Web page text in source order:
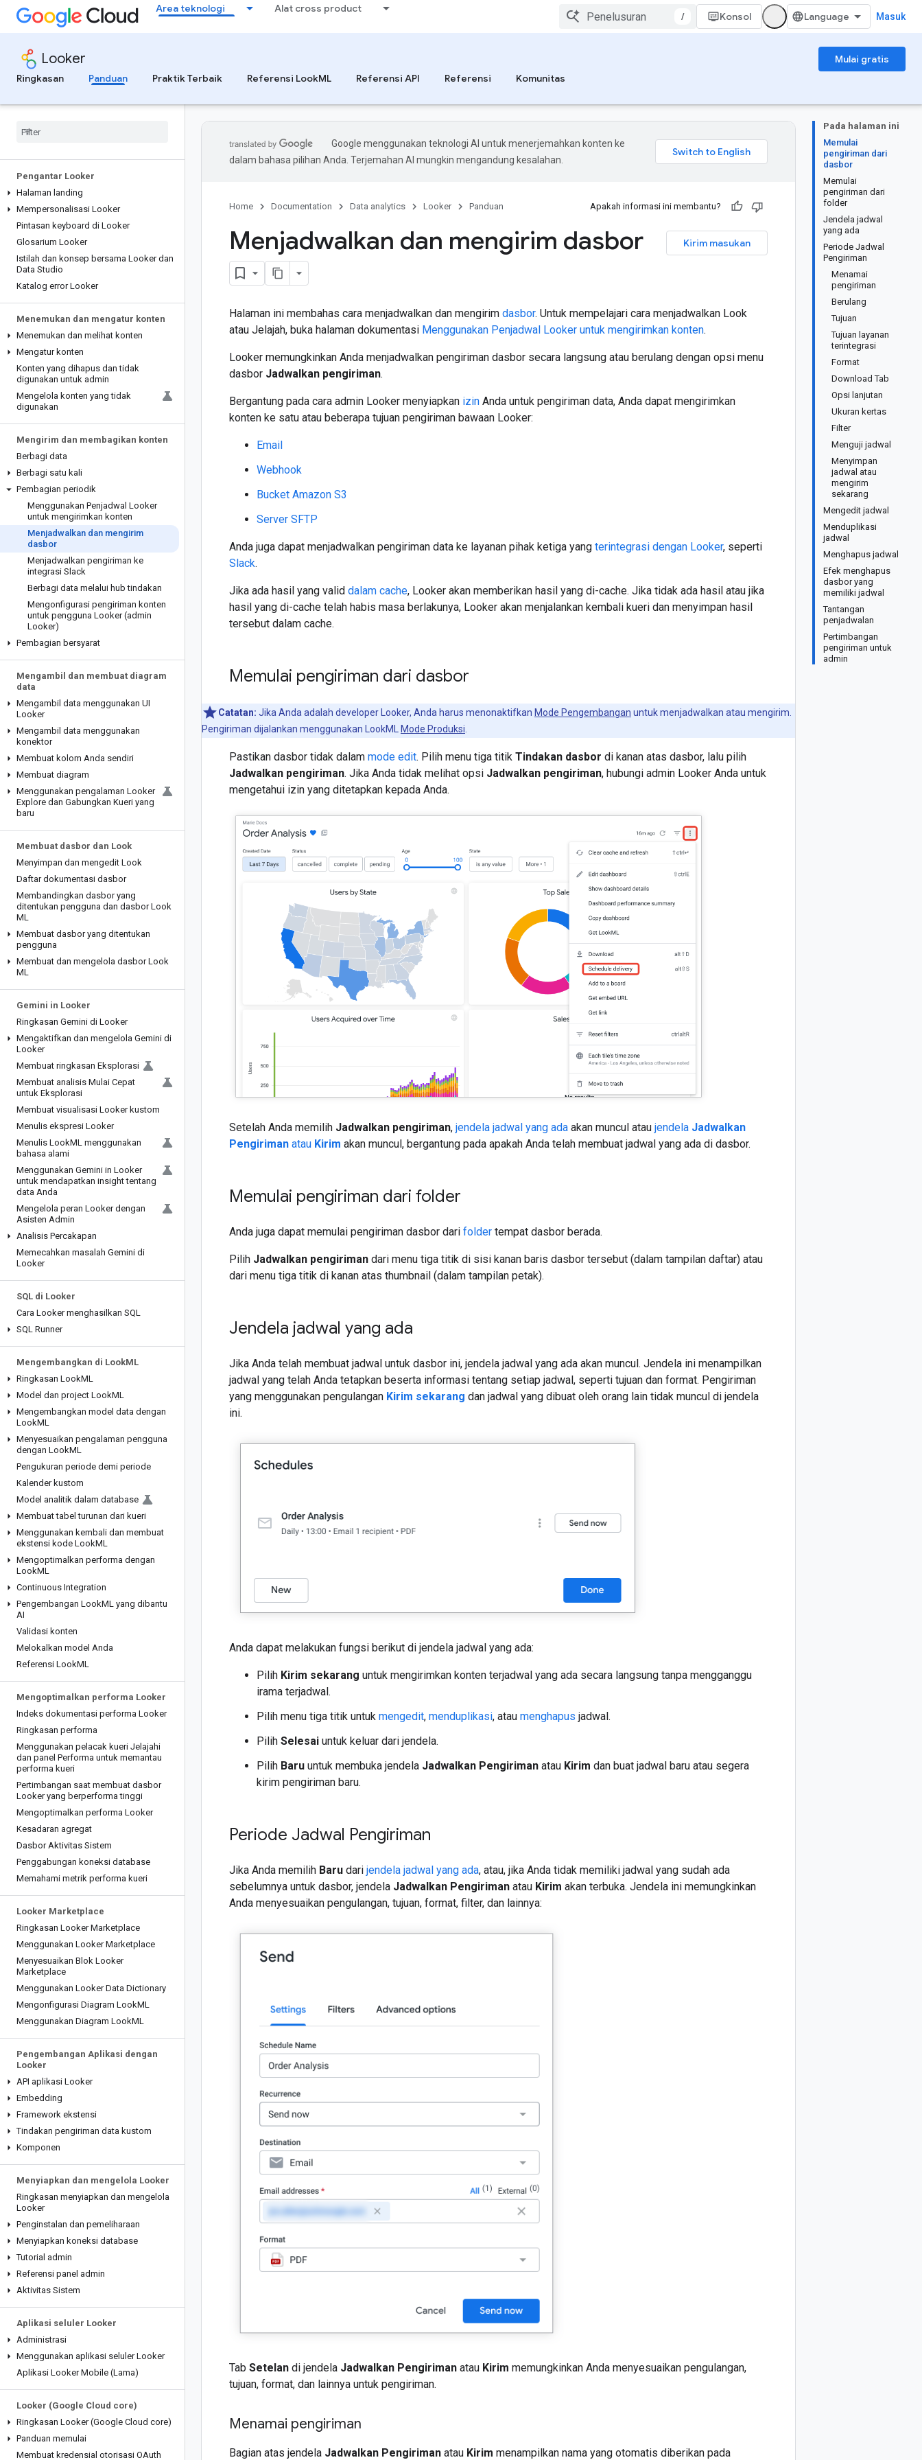
Area teknologi Alat cross product
/ Konsol Masuk
Looker
Mulai gratis
Ringkasan
Panduan Praktik Terbaik Referensi LookML Referensi API Referensi Komunitas
Pengantar Looker
Halaman landing
Mempersonalisasi Looker
Pintasan keyboard di Looker
Glosarium Looker
Istilah dan konsep bersama Looker dan
Data Studio
Katalog error Looker
Menemukan dan mengatur konten
Menemukan dan melihat konten
Mengatur konten
Konten yang dihapus dan tidak
digunakan untuk admin
Mengelola konten yang tidak
digunakan
Mengirim dan membagikan konten
Berbagi data
Berbagi satu kali
Pembagian periodik
Menggunakan Penjadwal Looker
untuk mengirimkan konten
Menjadwalkan dan mengirim
dasbor
Menjadwalkan pengiriman ke
integrasi Slack
Berbagi data melalui hub tindakan
Mengonfigurasi pengiriman konten
untuk pengguna Looker (admin
Looker)
Pembagian bersyarat
Mengambil dan membuat diagram
data
Mengambil data menggunakan UI
Looker
Mengambil data menggunakan
konektor
Membuat kolom Anda sendiri
Membuat diagram
Menggunakan pengalaman Looker
Explore dan Gabungkan Kueri yang
baru
Membuat dasbor dan Look
Menyimpan dan mengedit Look
Daftar dokumentasi dasbor
Membandingkan dasbor yang
ditentukan pengguna dan dasbor Look
ML
Membuat dasbor yang ditentukan
pengguna
Membuat dan mengelola dasbor Look
ML
Gemini in Looker
Ringkasan Gemini di Looker
Mengaktifkan dan mengelola Gemini di
Looker
Membuat ringkasan Eksplorasi
Membuat analisis Mulai Cepat
untuk Eksplorasi
Membuat visualisasi Looker kustom
Menulis ekspresi Looker
Menulis LookML menggunakan
bahasa alami
Menggunakan Gemini in Looker
untuk mendapatkan insight tentang
data Anda
Mengelola peran Looker dengan
Asisten Admin
Analisis Percakapan
Memecahkan masalah Gemini di
Looker
SQL di Looker
Cara Looker menghasilkan SQL
SQL Runner
Mengembangkan di LookML
Ringkasan LookML
Model dan project LookML
Mengembangkan model data dengan
LookML
Menyesuaikan pengalaman pengguna
dengan LookML
Pengukuran periode demi periode
Kalender kustom
Model analitik dalam database
Membuat tabel turunan dari kueri
Menggunakan kembali dan membuat
ekstensi kode LookML
Mengoptimalkan performa dengan
LookML
Continuous Integration
Pengembangan LookML yang dibantu
AI
Validasi konten
Melokalkan model Anda
Referensi LookML
Mengoptimalkan performa Looker
Indeks dokumentasi performa Looker
Ringkasan performa
Menggunakan pelacak kueri Jelajahi
dan panel Performa untuk memantau
performa kueri
Pertimbangan saat membuat dasbor
Looker yang berperforma tinggi
Mengoptimalkan performa Looker
Kesadaran agregat
Dasbor Aktivitas Sistem
Penggabungan koneksi database
Memahami metrik performa kueri
Looker Marketplace
Ringkasan Looker Marketplace
Menggunakan Looker Marketplace
Menyesuaikan Blok Looker
Marketplace
Menggunakan Looker Data Dictionary
Mengonfigurasi Diagram LookML
Menggunakan Diagram LookML
Pengembangan Aplikasi dengan
Looker
API aplikasi Looker
Embedding
Framework ekstensi
Tindakan pengiriman data kustom
Komponen
Menyiapkan dan mengelola Looker
Ringkasan menyiapkan dan mengelola
Looker
Penginstalan dan pemeliharaan
Menyiapkan koneksi database
Tutorial admin
Referensi panel admin
Aktivitas Sistem
Aplikasi seluler Looker
Administrasi
Menggunakan aplikasi seluler Looker
Aplikasi Looker Mobile (Lama)
Looker (Google Cloud core)
Ringkasan Looker (Google Cloud core)
Panduan memulai
Membuat kredensial otorisasi OAuth
Pada halaman ini
Memulai
pengiriman dari
dasbor
Memulai
pengiriman dari
folder
Jendela jadwal
yang ada
Periode Jadwal
Pengiriman
Menamai
pengiriman
Berulang
Tujuan
Tujuan layanan
terintegrasi
Format
Download Tab
Opsi lanjutan
Ukuran kertas
Filter
Menguji jadwal
Menyimpan
jadwal atau
mengirim
sekarang
Mengedit jadwal
Menduplikasi
jadwal
Menghapus jadwal
Efek menghapus
dasbor yang
memiliki jadwal
Tantangan
penjadwalan
Pertimbangan
pengiriman untuk
admin
Google menggunakan teknologi AI untuk menerjemahkan konten ke
dalam bahasa pilihan Anda. Terjemahan AI mungkin mengandung kesalahan.
Home Documentation Data analytics Looker Panduan Apakah informasi ini membantu?
Kirim masukan
Menjadwalkan dan mengirim dasbor
Halaman ini membahas cara menjadwalkan dan mengirim dasbor. Untuk mempelajari cara menjadwalkan Look
atau Jelajah, buka halaman dokumentasi Menggunakan Penjadwal Looker untuk mengirimkan konten.
Looker memungkinkan Anda menjadwalkan pengiriman dasbor secara langsung atau berulang dengan opsi menu
dasbor Jadwalkan pengiriman.
Bergantung pada cara admin Looker menyiapkan izin Anda untuk pengiriman data, Anda dapat mengirimkan
konten ke satu atau beberapa tujuan pengiriman bawaan Looker:
Email
Webhook
Bucket Amazon S3
Server SFTP
Anda juga dapat menjadwalkan pengiriman data ke layanan pihak ketiga yang terintegrasi dengan Looker, seperti
Slack.
Jika ada hasil yang valid dalam cache, Looker akan memberikan hasil yang di-cache. Jika tidak ada hasil atau jika
hasil yang di-cache telah habis masa berlakunya, Looker akan menjalankan kembali kueri dan menyimpan hasil
tersebut dalam cache.
Memulai pengiriman dari dasbor
Catatan: Jika Anda adalah developer Looker, Anda harus menonaktifkan Mode Pengembangan untuk menjadwalkan atau mengirim.
Pengiriman dijalankan menggunakan LookML
Mode Produksi
Pastikan dasbor tidak dalam mode edit. Pilih menu tiga titik Tindakan dasbor di kanan atas dasbor, lalu pilih
Jadwalkan pengiriman. Jika Anda tidak melihat opsi Jadwalkan pengiriman, hubungi admin Looker Anda untuk
mengetahui izin yang ditetapkan kepada Anda.
Setelah Anda memilih Jadwalkan pengiriman, jendela jadwal yang ada akan muncul atau jendela Jadwalkan
Pengiriman atau Kirim akan muncul, bergantung pada apakah Anda telah membuat jadwal yang ada di dasbor.
Memulai pengiriman dari folder
Anda juga dapat memulai pengiriman dasbor dari folder tempat dasbor berada.
Pilih Jadwalkan pengiriman dari menu tiga titik di sisi kanan baris dasbor tersebut (dalam tampilan daftar) atau
dari menu tiga titik di kanan atas thumbnail (dalam tampilan petak).
Jendela jadwal yang ada
Jika Anda telah membuat jadwal untuk dasbor ini, jendela jadwal yang ada akan muncul. Jendela ini menampilkan
jadwal yang telah Anda tetapkan beserta informasi tentang setiap jadwal, seperti tujuan dan format. Pengiriman
yang menggunakan pengulangan Kirim sekarang dan jadwal yang dibuat oleh orang lain tidak muncul di jendela
ini.
Anda dapat melakukan fungsi berikut di jendela jadwal yang ada:
Pilih Kirim sekarang untuk mengirimkan konten terjadwal yang ada secara langsung tanpa mengganggu
irama terjadwal.
Pilih menu tiga titik untuk mengedit, menduplikasi, atau menghapus jadwal.
Pilih Selesai untuk keluar dari jendela.
Pilih Baru untuk membuka jendela Jadwalkan Pengiriman atau Kirim dan buat jadwal baru atau segera
kirim pengiriman baru.
Periode Jadwal Pengiriman
Jika Anda memilih Baru dari jendela jadwal yang ada, atau, jika Anda tidak memiliki jadwal yang sudah ada
sebelumnya untuk dasbor, jendela Jadwalkan Pengiriman atau Kirim akan terbuka. Jendela ini memungkinkan
Anda menyesuaikan pengulangan, tujuan, format, filter, dan lainnya:
Tab Setelan di jendela Jadwalkan Pengiriman atau Kirim memungkinkan Anda menyesuaikan pengulangan,
tujuan, format, dan lainnya untuk pengiriman.
Menamai pengiriman
Bagian atas jendela Jadwalkan Pengiriman atau Kirim menampilkan nama yang otomatis diberikan pada